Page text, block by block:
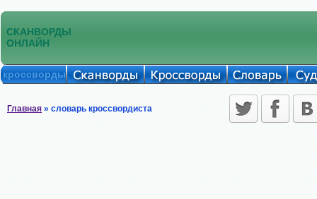
СКАНВОРДЫ
ОНЛАЙН
кроссворды
Главная » словарь кроссвордиста